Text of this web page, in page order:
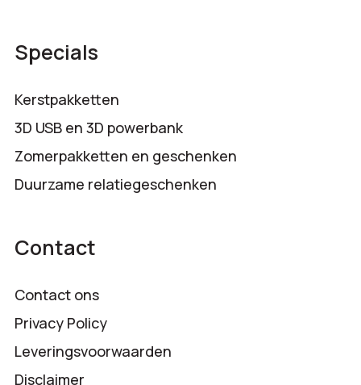
Specials
Kerstpakketten
3D USB en 3D powerbank
Zomerpakketten en geschenken
Duurzame relatiegeschenken
Contact
Contact ons
Privacy Policy
Leveringsvoorwaarden
Disclaimer